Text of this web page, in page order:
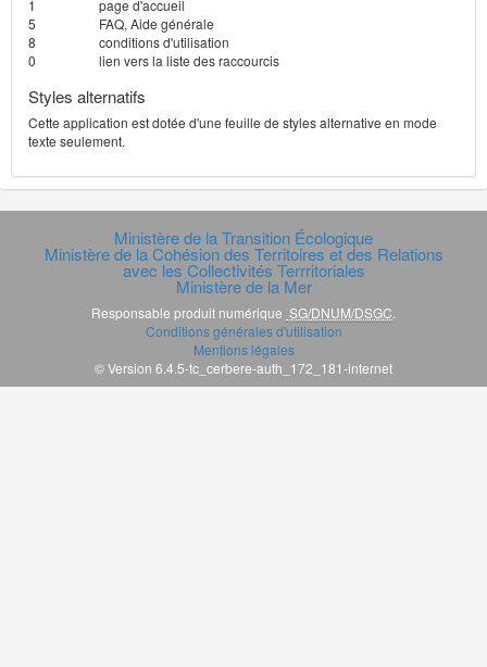
1
page d'accueil
5
FAQ, Aide générale
8
conditions d'utilisation
0
lien vers la liste des raccourcis
Styles alternatifs
Cette application est dotée d'une feuille de styles alternative en mode
texte seulement.
Ministère de la Transition Écologique
Ministère de la Cohésion des Territoires et des Relations
avec les Collectivités Terrritoriales
Ministère de la Mer
Responsable produit numérique SG/DNUM/DSGC
Conditions générales d'utilisation
Mentions légales
© Version 6.4.5-tc_cerbere-auth_172_181-internet